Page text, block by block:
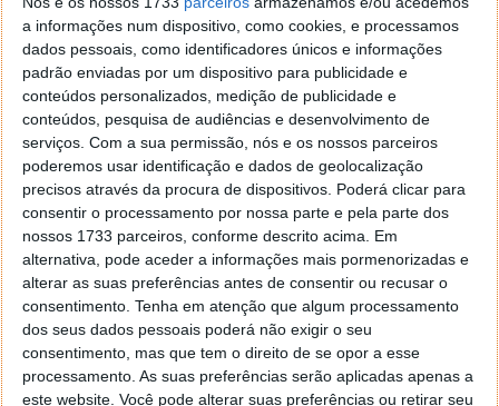
a informações num dispositivo, como cookies, e processamos
dados pessoais, como identificadores únicos e informações
padrão enviadas por um dispositivo para publicidade e
conteúdos personalizados, medição de publicidade e
conteúdos, pesquisa de audiências e desenvolvimento de
serviços. Com a sua permissão, nós e os nossos parceiros
poderemos usar identificação e dados de geolocalização
precisos através da procura de dispositivos. Poderá clicar para
consentir o processamento por nossa parte e pela parte dos
nossos 1733 parceiros, conforme descrito acima. Em
alternativa, pode aceder a informações mais pormenorizadas e
alterar as suas preferências antes de consentir ou recusar o
consentimento. Tenha em atenção que algum processamento
dos seus dados pessoais poderá não exigir o seu
consentimento, mas que tem o direito de se opor a esse
processamento. As suas preferências serão aplicadas apenas a
este website. Você pode alterar suas preferências ou retirar seu
eletricidade a partir do seu corpo, voar e desaparecer
dentro de nuvens de trovoada! Reshiram só poderá
ser apanhado em Pokémon Black Version enquanto
Zekrom só poderá ser apanhado em Pokémon White
Version.
No início da aventura o jogador vai poder escolher